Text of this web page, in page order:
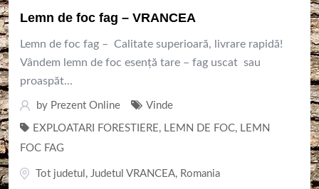
Lemn de foc fag – VRANCEA
Lemn de foc fag – Calitate superioară, livrare rapidă!
Vândem lemn de foc esență tare – fag uscat sau
proaspăt...
by Prezent Online Vinde
EXPLOATARI FORESTIERE, LEMN DE FOC, LEMN
FOC FAG
Tot judetul , Judetul VRANCEA, Romania